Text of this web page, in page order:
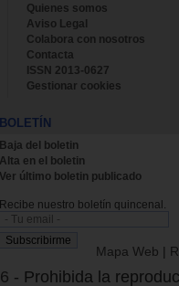
Quienes somos
Aviso Legal
Colabora con nosotros
Contacta
ISSN 2013-0627
Gestionar cookies
BOLETÍN
Baja del boletin
Alta en el boletin
Ver último boletin publicado
Recibe nuestro boletín quincenal.
Mapa Web |
- Prohibida la